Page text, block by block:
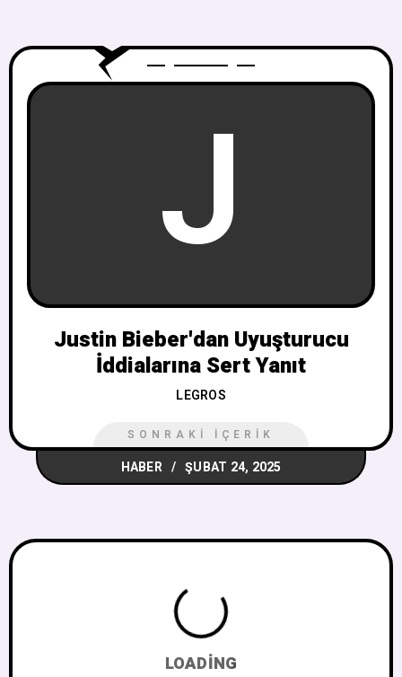
J
Justin Bieber'dan Uyuşturucu
İddialarına Sert Yanıt
LEGROS
SONRAKI İÇERIK
HABER ŞUBAT 24, 2025
LOADING